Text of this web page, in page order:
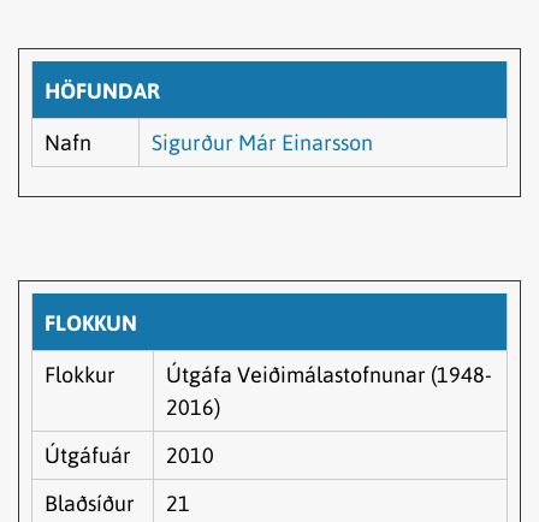
HÖFUNDAR
Nafn Sigurður Már Einarsson
FLOKKUN
Flokkur
Útgáfa Veiðimálastofnunar (1948-
2016)
Útgáfuár
2010
Blaðsíður
21